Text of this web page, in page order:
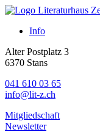
Info
Alter Postplatz 3
6370 Stans
041 610 03 65
info@lit-z.ch
Mitgliedschaft
Newsletter